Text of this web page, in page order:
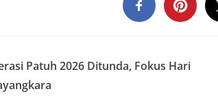
Patuh 2026 Ditunda, Fokus Hari